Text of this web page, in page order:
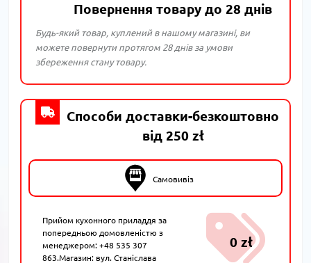
Повернення товару до 28 днів
Будь-який товар, куплений в нашому магазині, ви
можете повернути протягом 28 днів за умови
збереження стану товару.
Способи доставки-безкоштовно
від 250 zł
Самовивіз
Прийом кухонного приладдя за
попередньою домовленістю з
менеджером: +48 535 307
863.Магазин: вул. Станіслава
0 zł